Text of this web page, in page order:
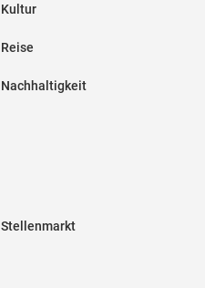
Kultur
Reise
Nachhaltigkeit
Stellenmarkt